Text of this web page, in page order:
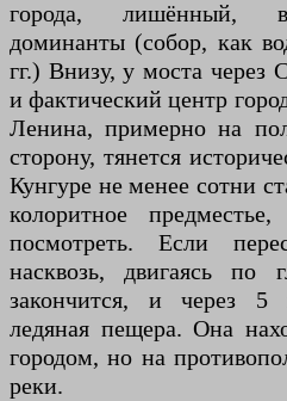
города, лишённый,
доминанты (собор, как
гг.) Внизу, у моста через
и фактический центр
Ленина, примерно на
сторону, тянется
Кунгуре не менее сотни
колоритное
посмотреть. Если
насквозь, двигаясь по
закончится, и через 5
ледяная пещера. Она
городом, но на
реки.